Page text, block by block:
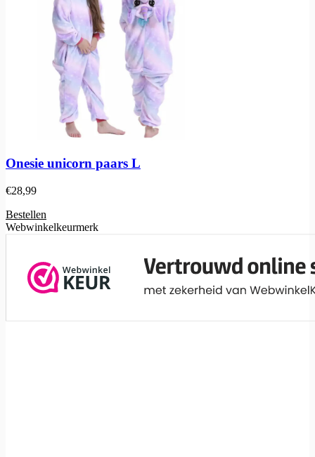
Onesie unicorn paars L
€28,99
Bestellen
Webwinkelkeurmerk